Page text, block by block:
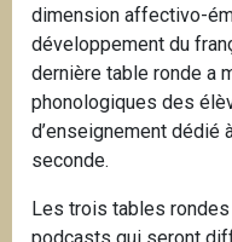
dimension affectivo-
développement du
dernière table ronde a
phonologiques des
d’enseignement dédié
seconde.
Les trois tables